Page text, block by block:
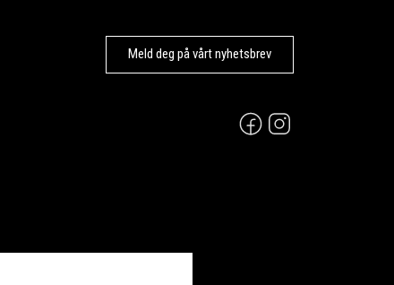
Meld deg på vårt nyhetsbrev